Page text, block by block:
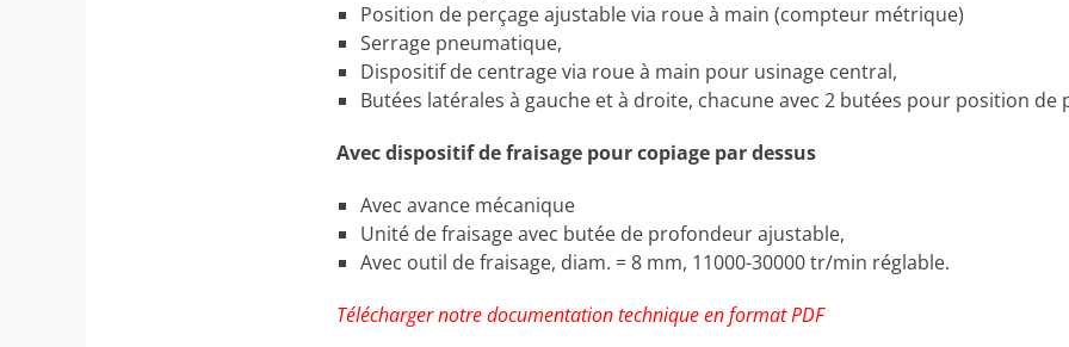
Position de perçage ajustable via roue à main (compteur métrique)
Serrage pneumatique,
Dispositif de centrage via roue à main pour usinage central,
Butées latérales à gauche et à droite, chacune avec 2 butées pour position de
Avec dispositif de fraisage pour copiage par dessus
Avec avance mécanique
Unité de fraisage avec butée de profondeur ajustable,
Avec outil de fraisage, diam. = 8 mm, 11000-30000 tr/min réglable.
Télécharger notre documentation technique en format PDF